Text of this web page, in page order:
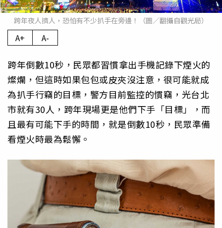
跨年夜人擠人，恐怕有不少扒手在旁邊！（圖／翻攝自觀光局）
A+ A-
跨年倒數10秒，民眾都習慣拿出手機記錄下煙火的
燦爛，但這時如果包包或皮夾沒注意，很可能就成
為扒手行竊的目標，警方目前監控的慣竊，光台北
市就有30人，跨年現場更是他們下手「目標」，而
且最有可能下手的時間，就是倒數10秒，民眾準備
看煙火時最為鬆懈。